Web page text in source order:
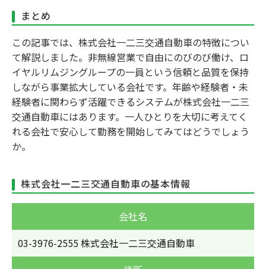
まとめ
この記事では、株式会社一二三交通自動車の特徴につい
て解説しました。非無線営業で自由にのびのび働け、ロ
イヤルリムジングループの一員という信頼と品質を保持
しながら事業拡大している会社です。年齢や経験者・未
経験者に関わらず活躍できるシステムが株式会社一二三
交通自動車にはあります。一人ひとりを大切に考えてく
れる会社で安心して勤務を開始してみてはどうでしょう
か。
株式会社一二三交通自動車の基本情報
会社名
03-3976-2555 株式会社一二三交通自動車